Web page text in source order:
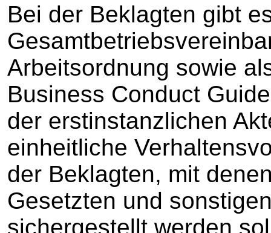
Bei der Beklagten gibt
Arbeitsordnung sowie
Business Conduct
der erstinstanzlichen
einheitliche
der Beklagten, mit
Gesetzten und
sichergestellt werden